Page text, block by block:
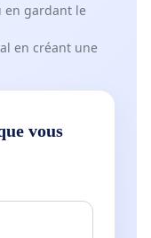
en gardant le
en créant une
vous